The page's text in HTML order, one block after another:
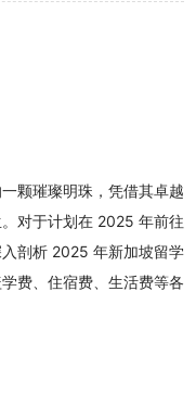
颗璀璨明珠，凭借其卓越
对于计划在 2025 年前往
剖析 2025 年新加坡留学
费、住宿费、生活费等各